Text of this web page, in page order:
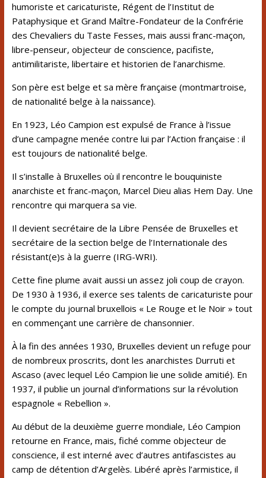
humoriste et caricaturiste, Régent de l’Institut de
Pataphysique et Grand Maître-Fondateur de la Confrérie
des Chevaliers du Taste Fesses, mais aussi franc-maçon,
libre-penseur, objecteur de conscience, pacifiste,
antimilitariste, libertaire et historien de l’anarchisme.
Son père est belge et sa mère française (montmartroise,
de nationalité belge à la naissance).
En 1923, Léo Campion est expulsé de France à l’issue
d’une campagne menée contre lui par l’Action française : il
est toujours de nationalité belge.
Il s’installe à Bruxelles où il rencontre le bouquiniste
anarchiste et franc-maçon, Marcel Dieu alias Hem Day. Une
rencontre qui marquera sa vie.
Il devient secrétaire de la Libre Pensée de Bruxelles et
secrétaire de la section belge de l’Internationale des
résistant(e)s à la guerre (IRG-WRI).
Cette fine plume avait aussi un assez joli coup de crayon.
De 1930 à 1936, il exerce ses talents de caricaturiste pour
le compte du journal bruxellois « Le Rouge et le Noir » tout
en commençant une carrière de chansonnier.
À la fin des années 1930, Bruxelles devient un refuge pour
de nombreux proscrits, dont les anarchistes Durruti et
Ascaso (avec lequel Léo Campion lie une solide amitié). En
1937, il publie un journal d’informations sur la révolution
espagnole « Rebellion ».
Au début de la deuxième guerre mondiale, Léo Campion
retourne en France, mais, fiché comme objecteur de
conscience, il est interné avec d’autres antifascistes au
camp de détention d’Argelès. Libéré après l’armistice, il